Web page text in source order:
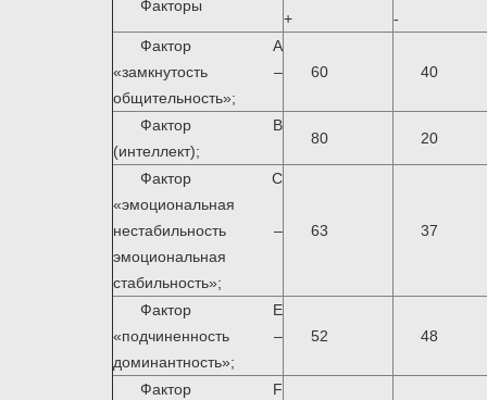
Факторы
+
-
Фактор A
«замкнутость –
общительность»;
60 40
Фактор B
(интеллект);
80 20
Фактор C
«эмоциональная
нестабильность –
эмоциональная
стабильность»;
63 37
Фактор E
«подчиненность –
доминантность»;
52 48
Фактор F